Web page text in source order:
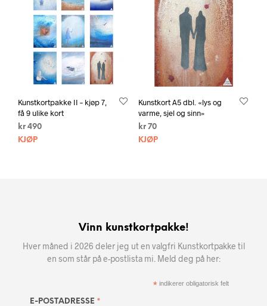
Kunstkortpakke II – kjøp 7,
få 9 ulike kort
kr 490
KJØP
Kunstkort A5 dbl. «lys og
varme, sjel og sinn»
kr70
KJØP
Vinn kunstkortpakke!
Hver måned i 2026 deler jeg ut en valgfri Kunstkortpakke til
en som står på e-postlista mi. Meld deg på her:
* indikerer obligatorisk felt
E-POSTADRESSE